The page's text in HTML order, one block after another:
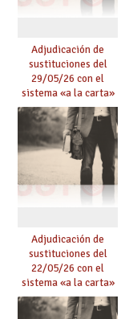
Adjudicación de
sustituciones del
29/05/26 con el
sistema «a la carta»
conseguido con el
Acuerdo de Mejoras
Adjudicación de
sustituciones del
22/05/26 con el
sistema «a la carta»
conseguido con el
Acuerdo de Mejoras